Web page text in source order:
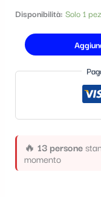
Disponibilità: Solo 1
🔥 13 persone
momento